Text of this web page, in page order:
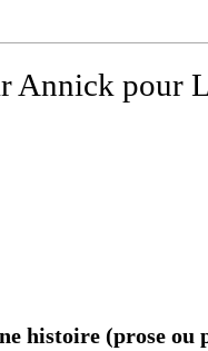
Annick pour
histoire (prose ou